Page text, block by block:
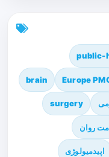
public-
Europe
brain
surgery
روان
اپیدمیولوژی